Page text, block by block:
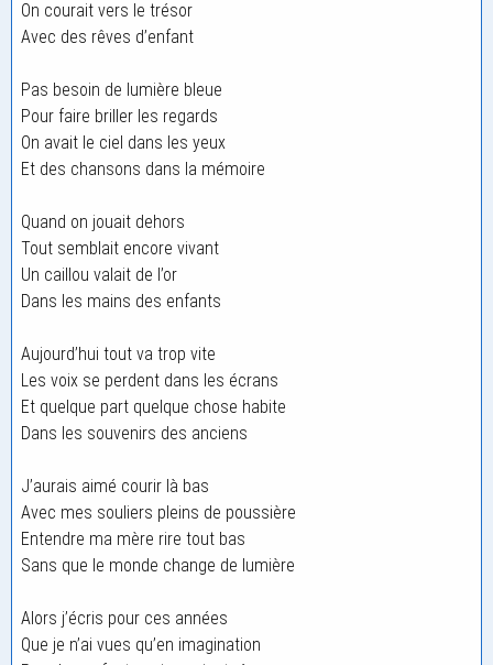
On courait vers le trésor
Avec des rêves d’enfant
Pas besoin de lumière bleue
Pour faire briller les regards
On avait le ciel dans les yeux
Et des chansons dans la mémoire
Quand on jouait dehors
Tout semblait encore vivant
Un caillou valait de l’or
Dans les mains des enfants
Aujourd’hui tout va trop vite
Les voix se perdent dans les écrans
Et quelque part quelque chose habite
Dans les souvenirs des anciens
J’aurais aimé courir là bas
Avec mes souliers pleins de poussière
Entendre ma mère rire tout bas
Sans que le monde change de lumière
Alors j’écris pour ces années
Que je n’ai vues qu’en imagination